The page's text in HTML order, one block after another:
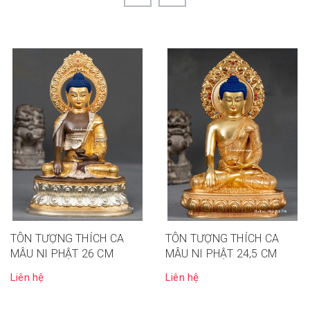
TÔN TƯỢNG THÍCH CA
MÂU NI PHẬT 26 CM
Liên hệ
TÔN TƯỢNG THÍCH CA
MÂU NI PHẬT 24,5 CM
Liên hệ